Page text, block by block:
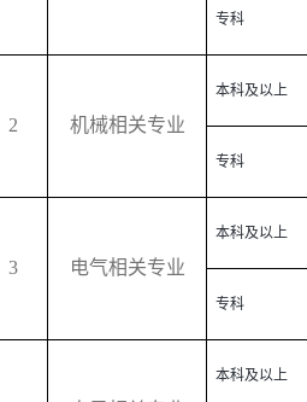
专科
2 机械相关专业
本科及以上
专科
3 电气相关专业
本科及以上
专科
本科及以上